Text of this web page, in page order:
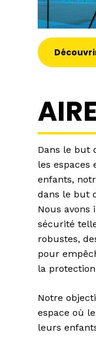
Dans le but
les espaces
enfants,
dans le but
Nous avons
sécurité
robustes,
pour
la
Notre
espace où
leurs